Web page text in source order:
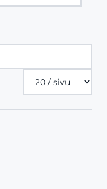
Tuotteita
sivulla